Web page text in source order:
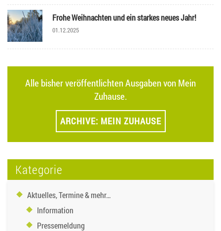
Frohe Weihnachten und ein starkes neues Jahr!
01.12.2025
Alle bisher veröffentlichten Ausgaben von Mein
Zuhause.
ARCHIVE: MEIN ZUHAUSE
Kategorie
Aktuelles, Termine & mehr…
Information
Pressemeldung